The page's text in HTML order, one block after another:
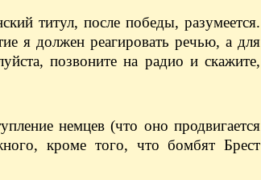
титул, после победы, разумеется.
я должен реагировать речью, а для
позвоните на радио и скажите,
немцев (что оно продвигается
кроме того, что бомбят Брест